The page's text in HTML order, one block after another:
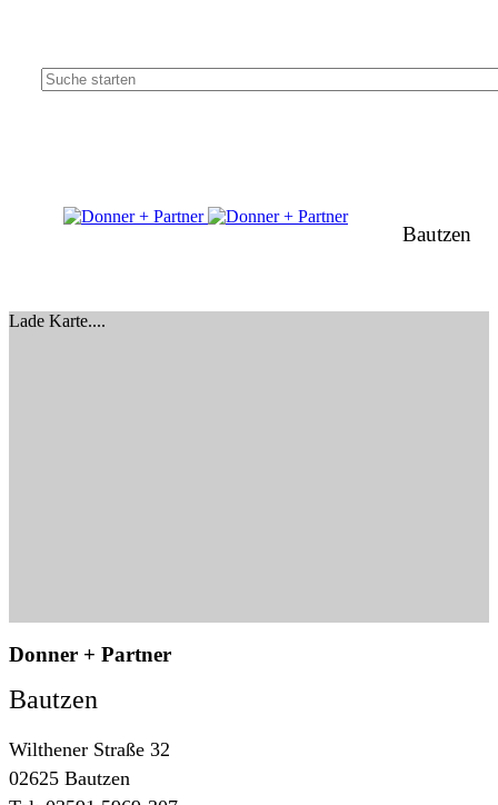
Bautzen
Lade Karte....
Donner + Partner
Bautzen
Wilthener Straße 32
02625 Bautzen